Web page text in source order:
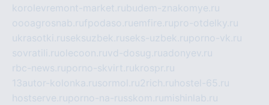
korolevremont-market.rubudem-znakomye.ru
oooagrosnab.rufpodaso.ruemfire.rupro-otdelky.ru
ukrasotki.ruseksuzbek.ruseks-uzbek.ruporno-vk.ru
sovratili.ruolecoon.ruvd-dosug.ruadonyev.ru
rbc-news.ruporno-skvirt.rukrospr.ru
13autor-kolonka.rusormol.ru2rich.ru hostel-65.ru
hostserve.ruporno-na-russkom.ru mishinlab.ru